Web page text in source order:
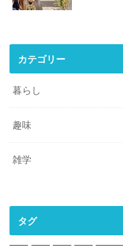
カテゴリー
暮らし
趣味
雑学
タグ